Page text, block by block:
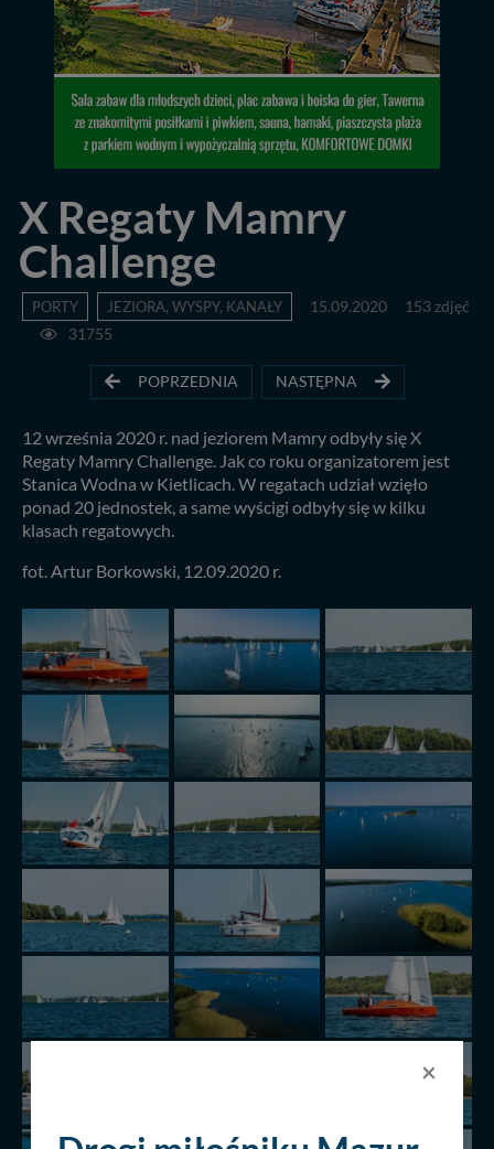
X Regaty Mamry
Challenge
PORTY JEZIORA, WYSPY, KANAŁY 15.09.2020
153 zdjęć
31755
POPRZEDNIA NASTĘPNA
12 września 2020 r. nad jeziorem Mamry odbyły się X
Regaty Mamry Challenge. Jak co roku organizatorem jest
Stanica Wodna w Kietlicach. W regatach udział wzięło
ponad 20 jednostek, a same wyścigi odbyły się w kilku
klasach regatowych.
fot. Artur Borkowski, 12.09.2020 r.
×